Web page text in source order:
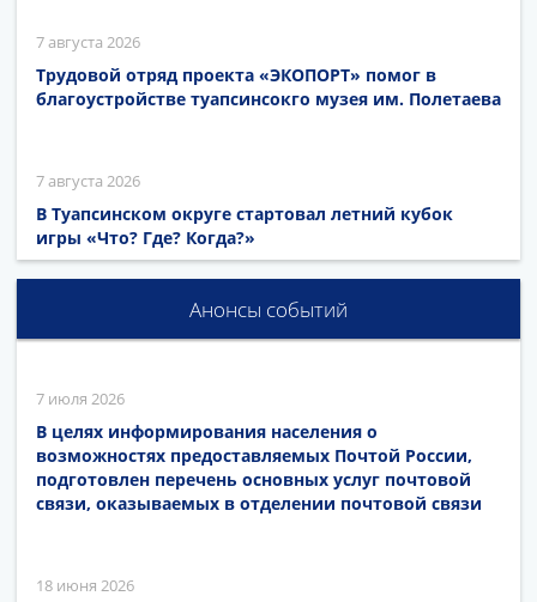
7 августа 2026
Трудовой отряд проекта «ЭКОПОРТ» помог в
благоустройстве туапсинсокго музея им. Полетаева
7 августа 2026
В Туапсинском округе стартовал летний кубок
игры «Что? Где? Когда?»
Анонсы событий
7 июля 2026
В целях информирования населения о
возможностях предоставляемых Почтой России,
подготовлен перечень основных услуг почтовой
связи, оказываемых в отделении почтовой связи
18 июня 2026